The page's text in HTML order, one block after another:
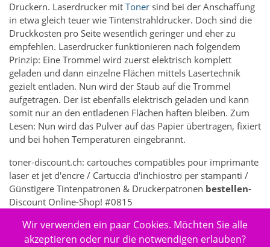
Druckern. Laserdrucker mit Toner sind bei der Anschaffung
in etwa gleich teuer wie Tintenstrahldrucker. Doch sind die
Druckkosten pro Seite wesentlich geringer und eher zu
empfehlen. Laserdrucker funktionieren nach folgendem
Prinzip: Eine Trommel wird zuerst elektrisch komplett
geladen und dann einzelne Flächen mittels Lasertechnik
gezielt entladen. Nun wird der Staub auf die Trommel
aufgetragen. Der ist ebenfalls elektrisch geladen und kann
somit nur an den entladenen Flächen haften bleiben. Zum
Lesen: Nun wird das Pulver auf das Papier übertragen, fixiert
und bei hohen Temperaturen eingebrannt.
toner-discount.ch: cartouches compatibles pour imprimante
laser et jet d'encre / Cartuccia d'inchiostro per stampanti /
Günstigere Tintenpatronen & Druckerpatronen bestellen-
Discount Online-Shop! #0815
7362 - Elektronik > Drucken, Kopieren, Scannen & Faxen >
Zubehör Drucker, Kopierer & Faxgeräte > Drucker-
Wir verwenden ein paar Cookies. Möchten Sie alle
akzeptieren oder nur die notwendigen erlauben?